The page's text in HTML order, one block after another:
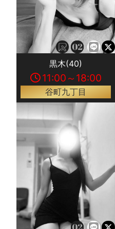
黒木(40)
11:00～18:00
谷町九丁目